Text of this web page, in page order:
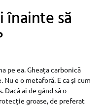
înainte să
pe ea. Gheața carbonică
e o metaforă. E ca și cum
ai de gând să o
groase, de preferat